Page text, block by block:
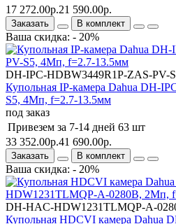
17 272.00р.21 590.00р.
Заказать В комплект
Ваша скидка: - 20%
DH-IPC-HDBW3449R1P-ZAS-PV-
Купольная IP-камера Dahua DH-
S5, 4Мп, f=2.7-13.5мм
под заказ
Привезем за 7-14 дней 63 шт
33 352.00р.41 690.00р.
Заказать В комплект
Ваша скидка: - 20%
DH-HAC-HDW1231TLMQP-A-
Купольная HDCVI камера Dahua